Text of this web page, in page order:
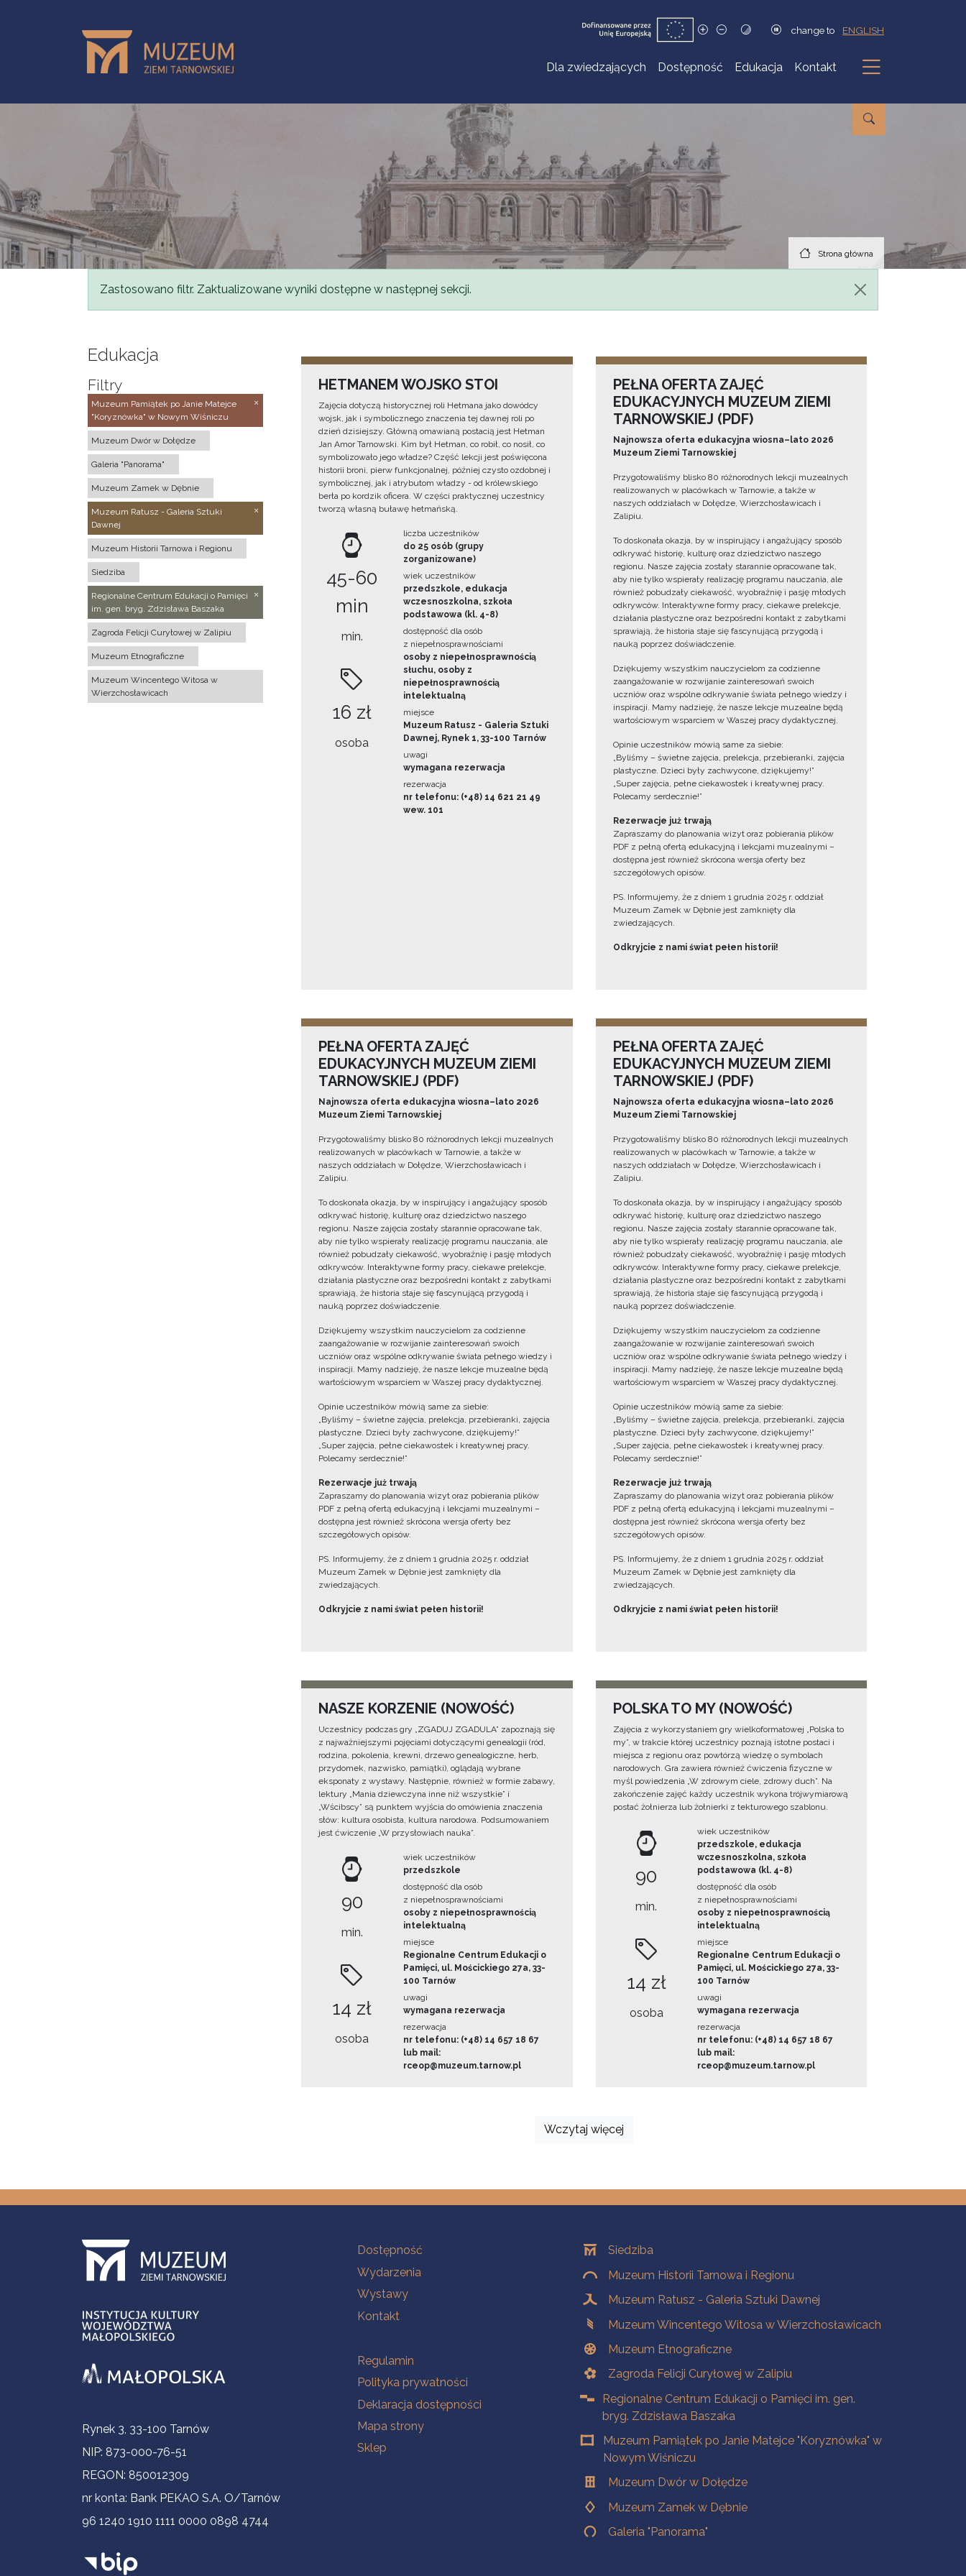
change to ENGLISH
Dla zwiedzających Dostępność Edukacja Kontakt
Podmenu
Strona główna
Komunikat
Zastosowano filtr. Zaktualizowane wyniki dostępne w następnej sekcji.
Edukacja
Filtry
Muzeum Pamiątek po Janie Matejce
"Koryznówka" w Nowym Wiśniczu
Muzeum Dwór w Dołędze
Galeria "Panorama"
Muzeum Zamek w Dębnie
Muzeum Ratusz - Galeria Sztuki
Dawnej
Muzeum Historii Tarnowa i Regionu
Siedziba
Regionalne Centrum Edukacji o Pamięci
im. gen. bryg. Zdzisława Baszaka
Zagroda Felicji Curyłowej w Zalipiu
Muzeum Etnograficzne
Muzeum Wincentego Witosa w
Wierzchosławicach
HETMANEM WOJSKO STOI
Zajęcia dotyczą historycznej roli Hetmana jako dowódcy
wojsk, jak i symbolicznego znaczenia tej dawnej roli po
dzień dzisiejszy. Główną omawianą postacią jest Hetman
Jan Amor Tarnowski. Kim był Hetman, co robił, co nosił, co
symbolizowało jego władze? Część lekcji jest poświęcona
historii broni, pierw funkcjonalnej, później czysto ozdobnej i
symbolicznej, jak i atrybutom władzy - od królewskiego
berła po kordzik oficera. W części praktycznej uczestnicy
tworzą własną buławę hetmańską.
45-60
min
min.
16 zł
osoba
liczba uczestników
do 25 osób (grupy
zorganizowane)
wiek uczestników
przedszkole, edukacja
wczesnoszkolna, szkoła
podstawowa (kl. 4-8)
dostępność dla osób
z niepełnosprawnościami
osoby z niepełnosprawnością
słuchu, osoby z
niepełnosprawnością
intelektualną
miejsce
Muzeum Ratusz - Galeria Sztuki
Dawnej, Rynek 1, 33-100 Tarnów
uwagi
wymagana rezerwacja
rezerwacja
nr telefonu: (+48) 14 621 21 49
wew. 101
PEŁNA OFERTA ZAJĘĆ
EDUKACYJNYCH MUZEUM ZIEMI
TARNOWSKIEJ (PDF)
Najnowsza oferta edukacyjna wiosna–lato 2026
Muzeum Ziemi Tarnowskiej
Przygotowaliśmy blisko 80 różnorodnych lekcji muzealnych
realizowanych w placówkach w Tarnowie, a także w
naszych oddziałach w Dołędze, Wierzchosławicach i
Zalipiu.
To doskonała okazja, by w inspirujący i angażujący sposób
odkrywać historię, kulturę oraz dziedzictwo naszego
regionu. Nasze zajęcia zostały starannie opracowane tak,
aby nie tylko wspierały realizację programu nauczania, ale
również pobudzały ciekawość, wyobraźnię i pasję młodych
odkrywców. Interaktywne formy pracy, ciekawe prelekcje,
działania plastyczne oraz bezpośredni kontakt z zabytkami
sprawiają, że historia staje się fascynującą przygodą i
nauką poprzez doświadczenie.
Dziękujemy wszystkim nauczycielom za codzienne
zaangażowanie w rozwijanie zainteresowań swoich
uczniów oraz wspólne odkrywanie świata pełnego wiedzy i
inspiracji. Mamy nadzieję, że nasze lekcje muzealne będą
wartościowym wsparciem w Waszej pracy dydaktycznej.
Opinie uczestników mówią same za siebie:
„Byliśmy – świetne zajęcia, prelekcja, przebieranki, zajęcia
plastyczne. Dzieci były zachwycone, dziękujemy!”
„Super zajęcia, pełne ciekawostek i kreatywnej pracy.
Polecamy serdecznie!”
Rezerwacje już trwają
Zapraszamy do planowania wizyt oraz pobierania plików
PDF z pełną ofertą edukacyjną i lekcjami muzealnymi –
dostępna jest również skrócona wersja oferty bez
szczegółowych opisów.
PS. Informujemy, że z dniem 1 grudnia 2025 r. oddział
Muzeum Zamek w Dębnie jest zamknięty dla
zwiedzających.
Odkryjcie z nami świat pełen historii!
PEŁNA OFERTA ZAJĘĆ
EDUKACYJNYCH MUZEUM ZIEMI
TARNOWSKIEJ (PDF)
Najnowsza oferta edukacyjna wiosna–lato 2026
Muzeum Ziemi Tarnowskiej
Przygotowaliśmy blisko 80 różnorodnych lekcji muzealnych
realizowanych w placówkach w Tarnowie, a także w
naszych oddziałach w Dołędze, Wierzchosławicach i
Zalipiu.
To doskonała okazja, by w inspirujący i angażujący sposób
odkrywać historię, kulturę oraz dziedzictwo naszego
regionu. Nasze zajęcia zostały starannie opracowane tak,
aby nie tylko wspierały realizację programu nauczania, ale
również pobudzały ciekawość, wyobraźnię i pasję młodych
odkrywców. Interaktywne formy pracy, ciekawe prelekcje,
działania plastyczne oraz bezpośredni kontakt z zabytkami
sprawiają, że historia staje się fascynującą przygodą i
nauką poprzez doświadczenie.
Dziękujemy wszystkim nauczycielom za codzienne
zaangażowanie w rozwijanie zainteresowań swoich
uczniów oraz wspólne odkrywanie świata pełnego wiedzy i
inspiracji. Mamy nadzieję, że nasze lekcje muzealne będą
wartościowym wsparciem w Waszej pracy dydaktycznej.
Opinie uczestników mówią same za siebie:
„Byliśmy – świetne zajęcia, prelekcja, przebieranki, zajęcia
plastyczne. Dzieci były zachwycone, dziękujemy!”
„Super zajęcia, pełne ciekawostek i kreatywnej pracy.
Polecamy serdecznie!”
Rezerwacje już trwają
Zapraszamy do planowania wizyt oraz pobierania plików
PDF z pełną ofertą edukacyjną i lekcjami muzealnymi –
dostępna jest również skrócona wersja oferty bez
szczegółowych opisów.
PS. Informujemy, że z dniem 1 grudnia 2025 r. oddział
Muzeum Zamek w Dębnie jest zamknięty dla
zwiedzających.
Odkryjcie z nami świat pełen historii!
PEŁNA OFERTA ZAJĘĆ
EDUKACYJNYCH MUZEUM ZIEMI
TARNOWSKIEJ (PDF)
Najnowsza oferta edukacyjna wiosna–lato 2026
Muzeum Ziemi Tarnowskiej
Przygotowaliśmy blisko 80 różnorodnych lekcji muzealnych
realizowanych w placówkach w Tarnowie, a także w
naszych oddziałach w Dołędze, Wierzchosławicach i
Zalipiu.
To doskonała okazja, by w inspirujący i angażujący sposób
odkrywać historię, kulturę oraz dziedzictwo naszego
regionu. Nasze zajęcia zostały starannie opracowane tak,
aby nie tylko wspierały realizację programu nauczania, ale
również pobudzały ciekawość, wyobraźnię i pasję młodych
odkrywców. Interaktywne formy pracy, ciekawe prelekcje,
działania plastyczne oraz bezpośredni kontakt z zabytkami
sprawiają, że historia staje się fascynującą przygodą i
nauką poprzez doświadczenie.
Dziękujemy wszystkim nauczycielom za codzienne
zaangażowanie w rozwijanie zainteresowań swoich
uczniów oraz wspólne odkrywanie świata pełnego wiedzy i
inspiracji. Mamy nadzieję, że nasze lekcje muzealne będą
wartościowym wsparciem w Waszej pracy dydaktycznej.
Opinie uczestników mówią same za siebie:
„Byliśmy – świetne zajęcia, prelekcja, przebieranki, zajęcia
plastyczne. Dzieci były zachwycone, dziękujemy!”
„Super zajęcia, pełne ciekawostek i kreatywnej pracy.
Polecamy serdecznie!”
Rezerwacje już trwają
Zapraszamy do planowania wizyt oraz pobierania plików
PDF z pełną ofertą edukacyjną i lekcjami muzealnymi –
dostępna jest również skrócona wersja oferty bez
szczegółowych opisów.
PS. Informujemy, że z dniem 1 grudnia 2025 r. oddział
Muzeum Zamek w Dębnie jest zamknięty dla
zwiedzających.
Odkryjcie z nami świat pełen historii!
NASZE KORZENIE (NOWOŚĆ)
Uczestnicy podczas gry „ZGADUJ ZGADULA” zapoznają się
z najważniejszymi pojęciami dotyczącymi genealogii (ród,
rodzina, pokolenia, krewni, drzewo genealogiczne, herb,
przydomek, nazwisko, pamiątki), oglądają wybrane
eksponaty z wystawy. Następnie, również w formie zabawy,
lektury „Mania dziewczyna inne niż wszystkie” i
„Wścibscy” są punktem wyjścia do omówienia znaczenia
słów: kultura osobista, kultura narodowa. Podsumowaniem
jest ćwiczenie „W przysłowiach nauka”.
90
min.
14 zł
osoba
wiek uczestników
przedszkole
dostępność dla osób
z niepełnosprawnościami
osoby z niepełnosprawnością
intelektualną
miejsce
Regionalne Centrum Edukacji o
Pamięci, ul. Mościckiego 27a, 33-
100 Tarnów
uwagi
wymagana rezerwacja
rezerwacja
nr telefonu: (+48) 14 657 18 67
lub mail:
rceop@muzeum.tarnow.pl
POLSKA TO MY (NOWOŚĆ)
Zajęcia z wykorzystaniem gry wielkoformatowej „Polska to
my”, w trakcie której uczestnicy poznają istotne postaci i
miejsca z regionu oraz powtórzą wiedzę o symbolach
narodowych. Gra zawiera również ćwiczenia fizyczne w
myśl powiedzenia „W zdrowym ciele, zdrowy duch”. Na
zakończenie zajęć każdy uczestnik wykona trójwymiarową
postać żołnierza lub żołnierki z tekturowego szablonu.
90
min.
14 zł
osoba
wiek uczestników
przedszkole, edukacja
wczesnoszkolna, szkoła
podstawowa (kl. 4-8)
dostępność dla osób
z niepełnosprawnościami
osoby z niepełnosprawnością
intelektualną
miejsce
Regionalne Centrum Edukacji o
Pamięci, ul. Mościckiego 27a, 33-
100 Tarnów
uwagi
wymagana rezerwacja
rezerwacja
nr telefonu: (+48) 14 657 18 67
lub mail:
rceop@muzeum.tarnow.pl
Wczytaj więcej
Informacje kontaktowe
Rynek 3, 33-100 Tarnów
NIP: 873-000-76-51
REGON: 850012309
nr konta: Bank PEKAO S.A. O/Tarnów
96 1240 1910 1111 0000 0898 4744
Na skróty
Dostępność
Wydarzenia
Wystawy
Kontakt
Na skróty
Regulamin
Polityka prywatności
Deklaracja dostępności
Mapa strony
Sklep
OddziałySiedziba
Muzeum Historii Tarnowa i Regionu
Muzeum Ratusz - Galeria Sztuki Dawnej
Muzeum Wincentego Witosa w Wierzchosławicach
Muzeum Etnograficzne
Zagroda Felicji Curyłowej w Zalipiu
Regionalne Centrum Edukacji o Pamięci im. gen.
bryg. Zdzisława Baszaka
Muzeum Pamiątek po Janie Matejce "Koryznówka" w
Nowym Wiśniczu
Muzeum Dwór w Dołędze
Muzeum Zamek w Dębnie
Galeria "Panorama"